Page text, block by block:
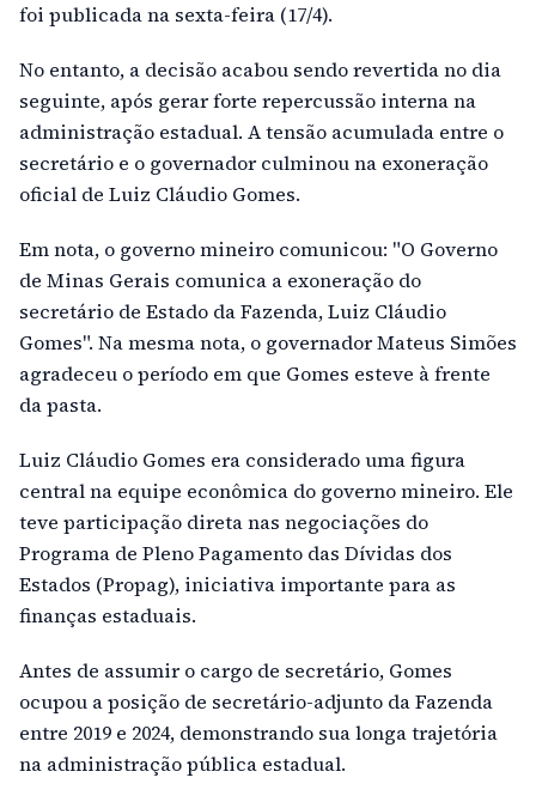
foi publicada na sexta-feira (17/4).
No entanto, a decisão acabou sendo revertida no dia
seguinte, após gerar forte repercussão interna na
administração estadual. A tensão acumulada entre o
secretário e o governador culminou na exoneração
oficial de Luiz Cláudio Gomes.
Em nota, o governo mineiro comunicou: "O Governo
de Minas Gerais comunica a exoneração do
secretário de Estado da Fazenda, Luiz Cláudio
Gomes". Na mesma nota, o governador Mateus Simões
agradeceu o período em que Gomes esteve à frente
da pasta.
Luiz Cláudio Gomes era considerado uma figura
central na equipe econômica do governo mineiro. Ele
teve participação direta nas negociações do
Programa de Pleno Pagamento das Dívidas dos
Estados (Propag), iniciativa importante para as
finanças estaduais.
Antes de assumir o cargo de secretário, Gomes
ocupou a posição de secretário-adjunto da Fazenda
entre 2019 e 2024, demonstrando sua longa trajetória
na administração pública estadual.